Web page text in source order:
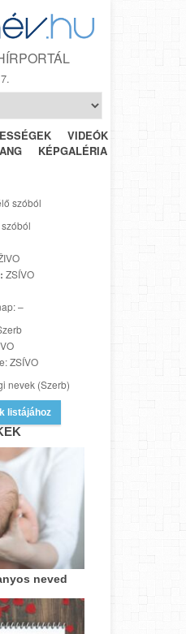
VIDEÓK
HÉTRŐL-
KÉPGALÉRIA
szóból
ZSÍVO
–
ZSÍVO
nevek (Szerb)
listájához
neved